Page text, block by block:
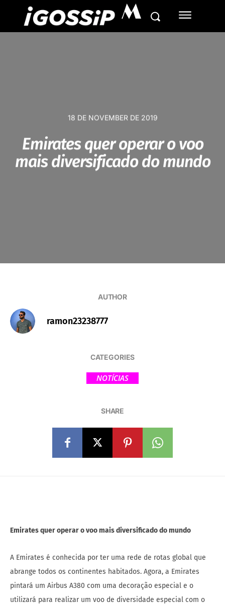
M
18 DE NOVEMBER DE 2019
Emirates quer operar o voo
mais diversificado do mundo
AUTHOR
ramon23238777
CATEGORIES
NOTÍCIAS
SHARE
Emirates quer operar o voo mais diversificado do mundo
A Emirates é conhecida por ter uma rede de rotas global que
abrange todos os continentes habitados. Agora, a Emirates
pintará um Airbus A380 com uma decoração especial e o
utilizará para realizar um voo de diversidade especial com o